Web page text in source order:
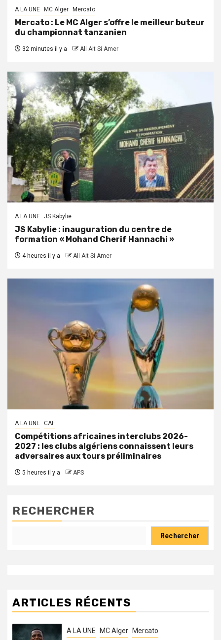
A LA UNE MC Alger Mercato
Mercato : Le MC Alger s’offre le meilleur buteur
du championnat tanzanien
32 minutes il y a Ali Ait Si Amer
A LA UNE JS Kabylie
JS Kabylie : inauguration du centre de
formation « Mohand Cherif Hannachi »
4 heures il y a Ali Ait Si Amer
A LA UNE CAF
Compétitions africaines interclubs 2026-
2027 : les clubs algériens connaissent leurs
adversaires aux tours préliminaires
5 heures il y a APS
RECHERCHER
Rechercher
ARTICLES RÉCENTS
A LA UNE MC Alger Mercato